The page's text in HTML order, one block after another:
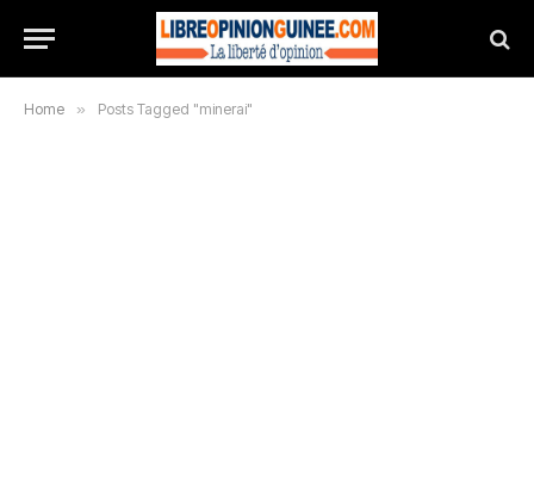
Home » Posts Tagged "minerai"